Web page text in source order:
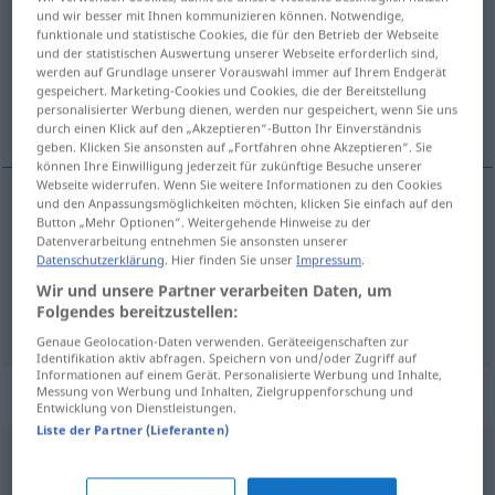
Übersicht aller Übersetzungen
(Für mehr Details die Übersetzung anklicken/antippen)
вуаль, фата
вуаль Schleier
фата Schleier Brautschleier
Synonyme für "Schleier"
und wir besser mit Ihnen kommunizieren können. Notwendige,
funktionale und statistische Cookies, die für den Betrieb der Webseite
und der statistischen Auswertung unserer Webseite erforderlich sind,
werden auf Grundlage unserer Vorauswahl immer auf Ihrem Endgerät
gespeichert. Marketing-Cookies und Cookies, die der Bereitstellung
personalisierter Werbung dienen, werden nur gespeichert, wenn Sie uns
durch einen Klick auf den „Akzeptieren“-Button Ihr Einverständnis
geben. Klicken Sie ansonsten auf „Fortfahren ohne Akzeptieren“. Sie
können Ihre Einwilligung jederzeit für zukünftige Besuche unserer
Webseite widerrufen. Wenn Sie weitere Informationen zu den Cookies
und den Anpassungsmöglichkeiten möchten, klicken Sie einfach auf den
Button „Mehr Optionen“. Weitergehende Hinweise zu der
Datenverarbeitung entnehmen Sie ansonsten unserer
Datenschutzerklärung. Hier finden Sie unserImpressum.
Wir und unsere Partner verarbeiten Daten, um
Folgendes bereitzustellen:
Genaue Geolocation-Daten verwenden. Geräteeigenschaften zur
Identifikation aktiv abfragen. Speichern von und/oder Zugriff auf
Informationen auf einem Gerät. Personalisierte Werbung und Inhalte,
Messung von Werbung und Inhalten, Zielgruppenforschung und
Entwicklung von Dienstleistungen.
Liste der Partner (Lieferanten)